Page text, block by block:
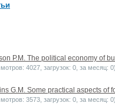
P.M. The political economy of
4027, загрузок: 0, за месяц: 0)
G.M. Some practical aspects of
3573, загрузок: 0, за месяц: 0)